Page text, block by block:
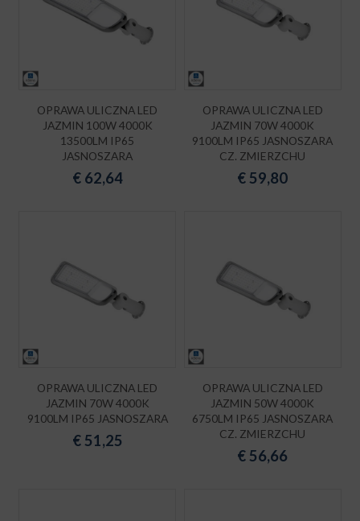
OPRAWA ULICZNA LED
JAZMIN 100W 4000K
13500LM IP65
JASNOSZARA
€ 62,64
OPRAWA ULICZNA LED
JAZMIN 70W 4000K
9100LM IP65 JASNOSZARA
CZ. ZMIERZCHU
€59,80
OPRAWA ULICZNA LED
JAZMIN 70W 4000K
9100LM IP65 JASNOSZARA
€51,25
OPRAWA ULICZNA LED
JAZMIN 50W 4000K
6750LM IP65 JASNOSZARA
CZ. ZMIERZCHU
€56,66